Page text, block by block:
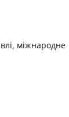
міжнародне